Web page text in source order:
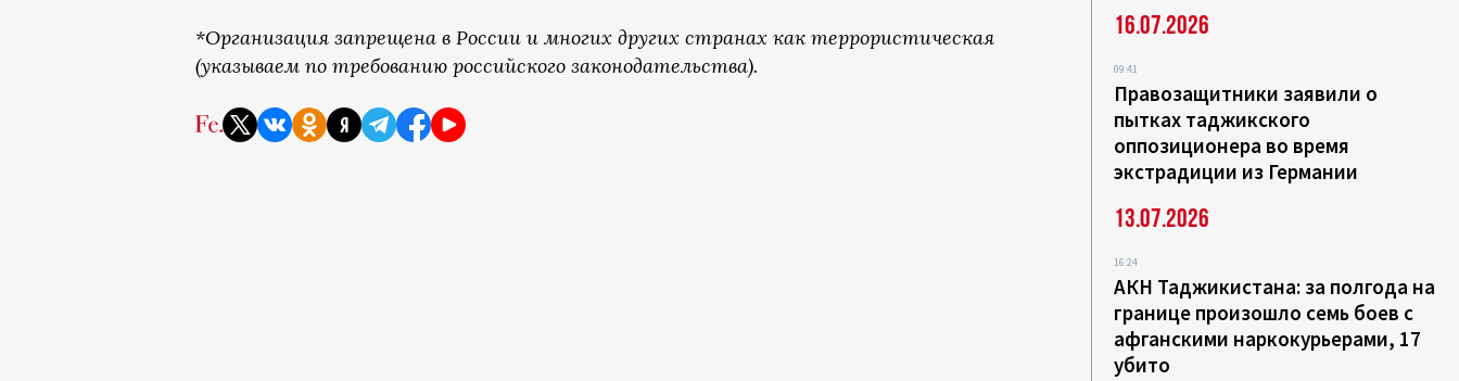
*Организация запрещена в России и многих других странах как террористическая
(указываем по требованию российского законодательства).
16.07.2026
09:41
Правозащитники заявили о
пытках таджикского
оппозиционера во время
экстрадиции из Германии
13.07.2026
16:24
АКН Таджикистана: за полгода на
границе произошло семь боев с
афганскими наркокурьерами, 17
убито